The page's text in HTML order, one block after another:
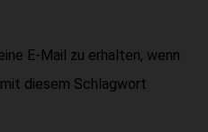
E-Mail zu erhalten, wenn
diesem Schlagwort